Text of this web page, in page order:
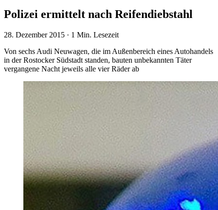
Polizei ermittelt nach Reifendiebstahl
28. Dezember 2015 · 1 Min. Lesezeit
Von sechs Audi Neuwagen, die im Außenbereich eines Autohandels
in der Rostocker Südstadt standen, bauten unbekannten Täter
vergangene Nacht jeweils alle vier Räder ab